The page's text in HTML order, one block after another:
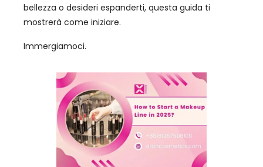
bellezza o desideri espanderti, questa guida ti
mostrerà come iniziare.
Immergiamoci.